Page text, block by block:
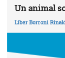
Un animal
Líber Borroni